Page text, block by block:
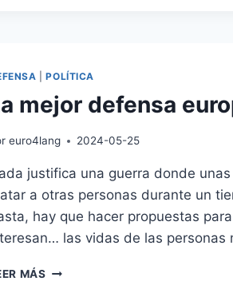
|POLÍTICA
mejor defensa
euro4lang 2024-05-25
justifica una guerra donde
a otras personas durante un
hay que hacer propuestas
las vidas de las personas
MÁS LA